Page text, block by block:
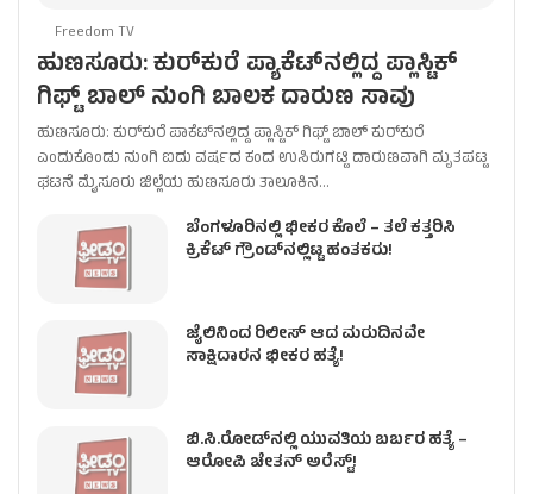
Freedom TV
ಹುಣಸೂರು: ಕುರ್‌ಕುರೆ ಪ್ಯಾಕೆಟ್‌ನಲ್ಲಿದ್ದ ಪ್ಲಾಸ್ಟಿಕ್
ಗಿಫ್ಟ್ ಬಾಲ್ ನುಂಗಿ ಬಾಲಕ ದಾರುಣ ಸಾವು
ಹುಣಸೂರು: ಕುರ್‌ಕುರೆ ಪಾಕೆಟ್‌ನಲ್ಲಿದ್ದ ಪ್ಲಾಸ್ಟಿಕ್ ಗಿಫ್ಟ್ ಬಾಲ್ ಕುರ್‌ಕುರೆ
ಎಂದುಕೊಂಡು ನುಂಗಿ ಐದು ವರ್ಷದ ಕಂದ ಉಸಿರುಗಟ್ಟಿ ದಾರುಣವಾಗಿ ಮೃತಪಟ್ಟ
ಘಟನೆ ಮೈಸೂರು ಜಿಲ್ಲೆಯ ಹುಣಸೂರು ತಾಲೂಕಿನ…
ಬೆಂಗಳೂರಿನಲ್ಲಿ ಭೀಕರ ಕೊಲೆ – ತಲೆ ಕತ್ತರಿಸಿ
ಕ್ರಿಕೆಟ್ ಗ್ರೌಂಡ್​​ನಲ್ಲಿಟ್ಟ ಹಂತಕರು!
ಜೈಲಿನಿಂದ ರಿಲೀಸ್ ಆದ ಮರುದಿನವೇ
ಸಾಕ್ಷಿದಾರನ ಭೀಕರ ಹತ್ಯೆ!
ಬಿ.ಸಿ.ರೋಡ್‌ನಲ್ಲಿ ಯುವತಿಯ ಬರ್ಬರ ಹತ್ಯೆ​ –
ಆರೋಪಿ ಚೇತನ್‌ ಅರೆಸ್ಟ್!